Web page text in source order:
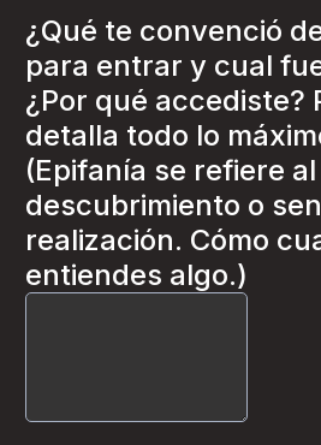
¿Qué te convenció
para entrar y cual
¿Por qué accediste?
detalla todo lo
(Epifanía se refiere al
descubrimiento o
realización. Cómo
entiendes algo.)